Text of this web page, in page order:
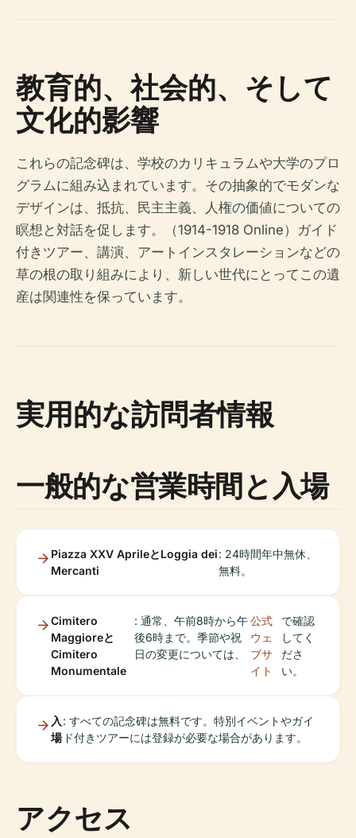
教育的、社会的、そして
文化的影響
これらの記念碑は、学校のカリキュラムや大学のプロ
グラムに組み込まれています。その抽象的でモダンな
デザインは、抵抗、民主主義、人権の価値についての
瞑想と対話を促します。（1914-1918 Online）ガイド
付きツアー、講演、アートインスタレーションなどの
草の根の取り組みにより、新しい世代にとってこの遺
産は関連性を保っています。
実用的な訪問者情報
一般的な営業時間と入場
Piazza XXV AprileとLoggia dei
Mercanti
: 24時間年中無休、
無料。
Cimitero
Maggioreと
Cimitero
Monumentale
: 通常、午前8時から午
後6時まで。季節や祝
日の変更については、
公式
ウェ
ブサ
イト
で確認
してく
ださ
い。
入
場
: すべての記念碑は無料です。特別イベントやガイ
ド付きツアーには登録が必要な場合があります。
アクセス